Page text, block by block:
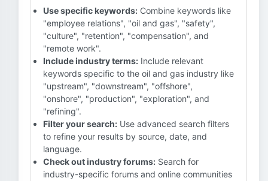
Use specific keywords: Combine keywords like
"employee relations", "oil and gas", "safety",
"culture", "retention", "compensation", and
"remote work".
Include industry terms: Include relevant
keywords specific to the oil and gas industry like
"upstream", "downstream", "offshore",
"onshore", "production", "exploration", and
"refining".
Filter your search: Use advanced search filters
to refine your results by source, date, and
language.
Check out industry forums: Search for
industry-specific forums and online communities